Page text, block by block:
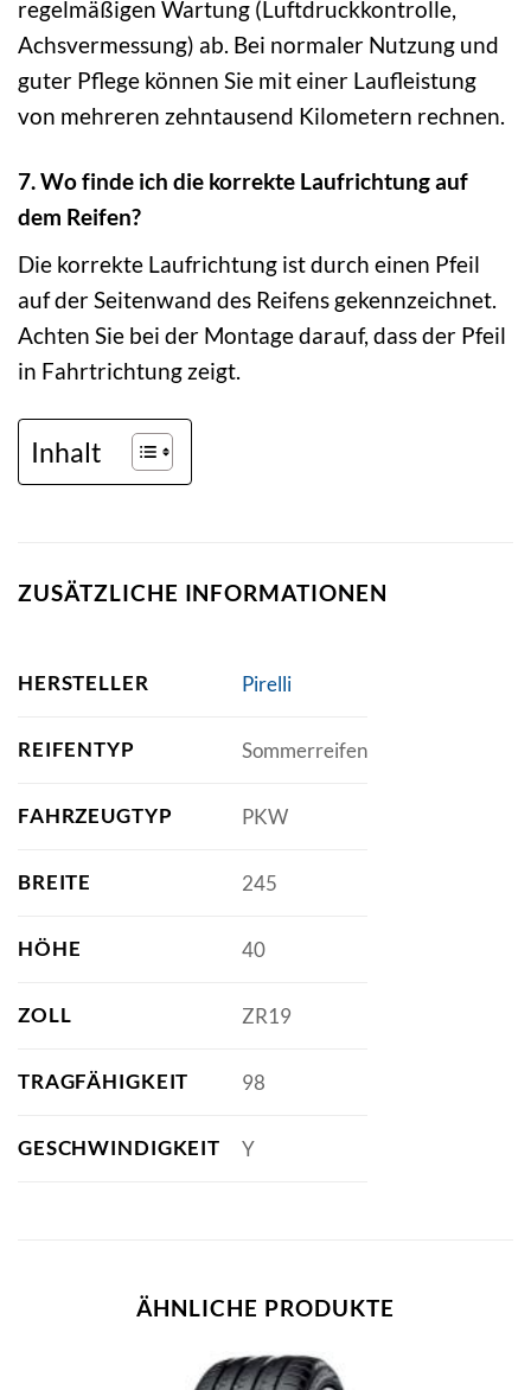
regelmäßigen Wartung (Luftdruckkontrolle,
Achsvermessung) ab. Bei normaler Nutzung und
guter Pflege können Sie mit einer Laufleistung
von mehreren zehntausend Kilometern rechnen.
7. Wo finde ich die korrekte Laufrichtung auf
dem Reifen?
Die korrekte Laufrichtung ist durch einen Pfeil
auf der Seitenwand des Reifens gekennzeichnet.
Achten Sie bei der Montage darauf, dass der Pfeil
in Fahrtrichtung zeigt.
Inhalt
ZUSÄTZLICHE INFORMATIONEN
HERSTELLER Pirelli
REIFENTYP Sommerreifen
FAHRZEUGTYP PKW
BREITE 245
HÖHE 40
ZOLL ZR19
TRAGFÄHIGKEIT 98
GESCHWINDIGKEIT Y
ÄHNLICHE PRODUKTE